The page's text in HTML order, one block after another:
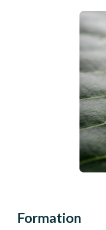
Formation